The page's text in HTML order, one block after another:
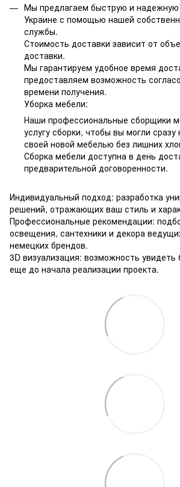
Мы предлагаем быструю и надежную
Украине с помощью нашей
службы.
Стоимость доставки зависит от
доставки.
Мы гарантируем удобное время
предоставляем возможность
времени получения.
Уборка мебели:
Наши профессиональные сборщики
услугу сборки, чтобы вы могли
своей новой мебелью без лишних
Сборка мебели доступна в день
предварительной договоренности.
Индивидуальный подход: разработка
решений, отражающих ваш стиль и
Профессиональные рекомендации:
освещения, сантехники и декора
немецких брендов.
3D визуализация: возможность увидеть
еще до начала реализации проекта.